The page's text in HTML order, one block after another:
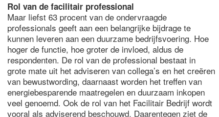
Rol van de facilitair professional
Maar liefst 63 procent van de ondervraagde
professionals geeft aan een belangrijke bijdrage te
kunnen leveren aan een duurzame bedrijfsvoering. Hoe
hoger de functie, hoe groter de invloed, aldus de
respondenten. De rol van de professional bestaat in
grote mate uit het adviseren van collega’s en het creëren
van bewustwording, daarnaast worden het treffen van
energiebesparende maatregelen en duurzaam inkopen
veel genoemd. Ook de rol van het Facilitair Bedrijf wordt
vooral als adviserend beschouwd. Daarentegen ziet de